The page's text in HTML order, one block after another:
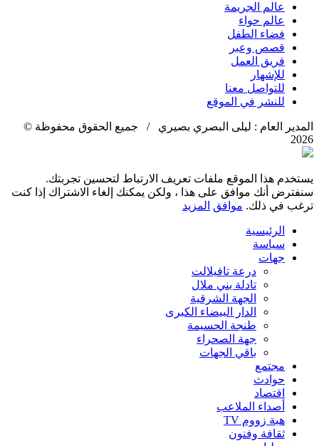
عالم الجريمة
عالم حواء
فضاء الطفل
قصص وعبر
فريق العمل
للإشهار
للتواصل معنا
للنشر في الموقع
المدير العام : ليلى البصري بصيري / جميع الحقوق محفوظة ©
2026
يستخدم هذا الموقع ملفات تعريف الارتباط لتحسين تجربتك.
سنفترض أنك موافق على هذا ، ولكن يمكنك إلغاء الاشتراك إذا كنت
ترغب في ذلك. موافق المزيد
الرئيسية
سياسة
جهات
درعة تافيلالت
تادلة بني ملال
الجهة الشرقية
الدار البيضاء الكبرى
طنجة الحسيمة
جهة الصحراء
باقي الجهات
مجتمع
حوادث
اقتصاد
أصداء الملاعب
هبة زووم TV
ثقافة وفنون